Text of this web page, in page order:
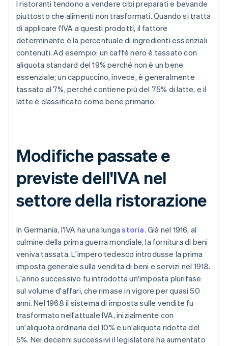
I ristoranti tendono a vendere cibi preparati e bevande
piuttosto che alimenti non trasformati. Quando si tratta
di applicare l'IVA a questi prodotti, il fattore
determinante è la percentuale di ingredienti essenziali
contenuti. Ad esempio: un caffè nero è tassato con
aliquota standard del 19% perché non è un bene
essenziale; un cappuccino, invece, è generalmente
tassato al 7%, perché contiene più del 75% di latte, e il
latte è classificato come bene primario.
Modifiche passate e
previste dell'IVA nel
settore della ristorazione
In Germania, l'IVA ha una lungastoria. Già nel 1916, al
culmine della prima guerra mondiale, la fornitura di beni
veniva tassata. L'impero tedesco introdusse la prima
imposta generale sulla vendita di beni e servizi nel 1918.
L'anno successivo fu introdotta un'imposta plurifase
sul volume d'affari, che rimase in vigore per quasi 50
anni. Nel 1968 il sistema di imposta sulle vendite fu
trasformato nell'attuale IVA, inizialmente con
un'aliquota ordinaria del 10% e un'aliquota ridotta del
5%. Nei decenni successivi il legislatore ha aumentato